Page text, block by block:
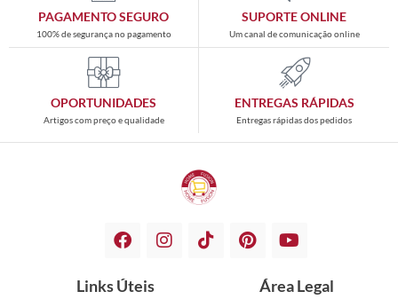
PAGAMENTO SEGURO
100% de segurança no pagamento
SUPORTE ONLINE
Um canal de comunicação online
OPORTUNIDADES
Artigos com preço e qualidade
ENTREGAS RÁPIDAS
Entregas rápidas dos pedidos
Links Úteis Área Legal